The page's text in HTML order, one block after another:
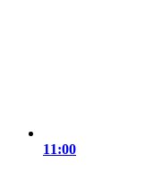
11:00